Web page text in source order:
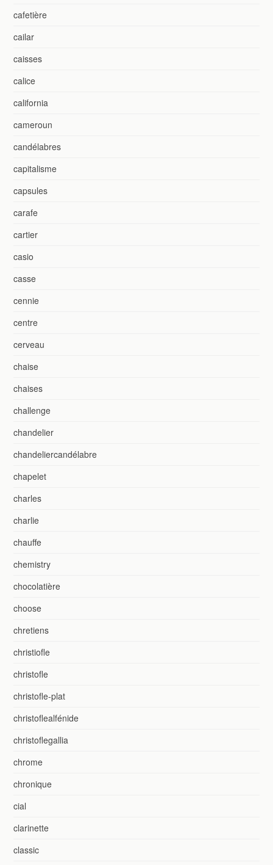
cafetière
cailar
caisses
calice
california
cameroun
candélabres
capitalisme
capsules
carafe
cartier
casio
casse
cennie
centre
cerveau
chaise
chaises
challenge
chandelier
chandeliercandélabre
chapelet
charles
charlie
chauffe
chemistry
chocolatière
choose
chretiens
christiofle
christofle
christofle-plat
christoflealfénide
christoflegallia
chrome
chronique
cial
clarinette
classic